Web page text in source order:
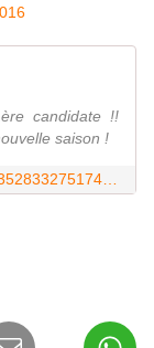
candidate !!
saison !